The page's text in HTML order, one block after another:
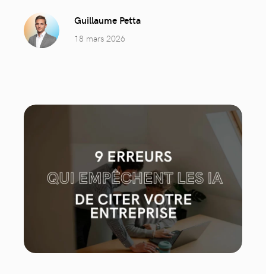
Guillaume Petta
18 mars 2026